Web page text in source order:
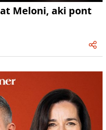
Meloni, aki pont